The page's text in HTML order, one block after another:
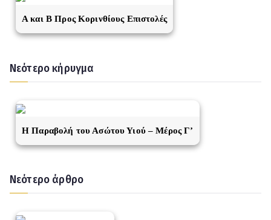
A και Β Προς Κορινθίους Επιστολές
Νεότερο κήρυγμα
Η Παραβολή του Ασώτου Υιού – Μέρος Γ’
Νεότερο άρθρο